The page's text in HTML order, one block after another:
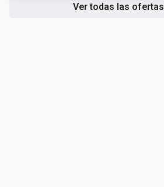
Ver todas las ofertas